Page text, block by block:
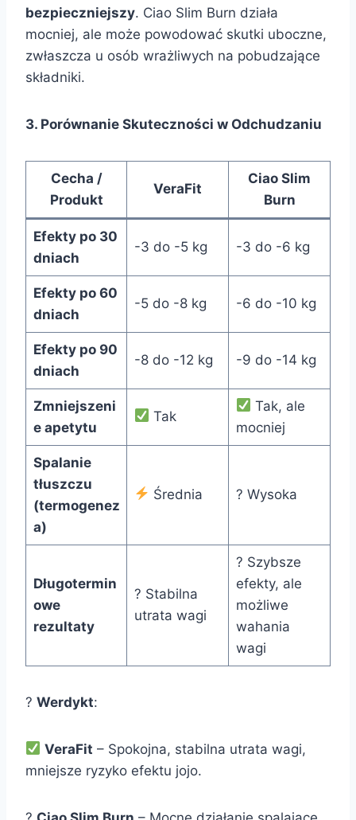
bezpieczniejszy. Ciao Slim Burn działa
mocniej, ale może powodować skutki uboczne,
zwłaszcza u osób wrażliwych na pobudzające
składniki.
3. Porównanie Skuteczności w Odchudzaniu
Cecha /
Produkt
VeraFit
Ciao Slim
Burn
Efekty po 30
dniach
-3 do -5 kg -3 do -6 kg
Efekty po 60
dniach
-5 do -8 kg -6 do -10 kg
Efekty po 90
dniach
-8 do -12 kg -9 do -14 kg
Zmniejszeni
e apetytu
Tak
Tak, ale
mocniej
Spalanie
tłuszczu
(termogenez
a)
Średnia ? Wysoka
Długotermin
owe
rezultaty
? Stabilna
utrata wagi
? Szybsze
efekty, ale
możliwe
wahania
wagi
? Werdykt:
VeraFit – Spokojna, stabilna utrata wagi,
mniejsze ryzyko efektu jojo.